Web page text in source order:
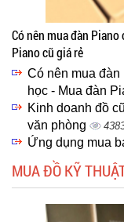
Có nên mua đàn
Piano cũ giá rẻ
Có nên mua
học - Mua đàn
Kinh doanh đồ
văn phòng
Ứng dụng mua
MUA ĐỒ KỸ